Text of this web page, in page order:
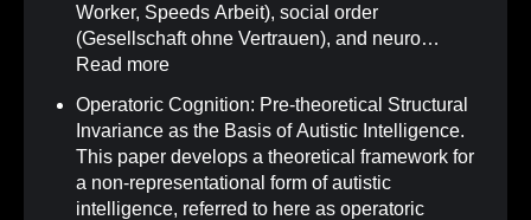
Worker, Speeds Arbeit), social order
(Gesellschaft ohne Vertrauen), and neuro…
Read more
Operatoric Cognition: Pre-theoretical Structural
Invariance as the Basis of Autistic Intelligence.
This paper develops a theoretical framework for
a non-representational form of autistic
intelligence, referred to here as operatoric